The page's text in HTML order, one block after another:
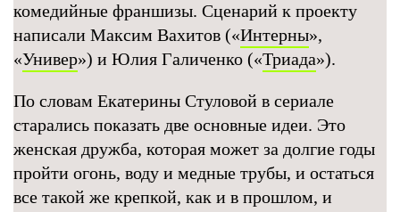
комедийные франшизы. Сценарий к проекту
написали Максим Вахитов («Интерны»,
«Универ») и Юлия Галиченко («Триада»).
По словам Екатерины Стуловой в сериале
старались показать две основные идеи. Это
женская дружба, которая может за долгие годы
пройти огонь, воду и медные трубы, и остаться
все такой же крепкой, как и в прошлом, и